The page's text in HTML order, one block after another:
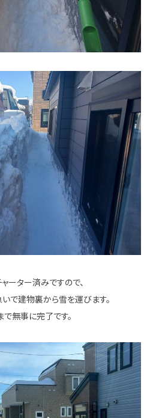
ーター済みですので、
で建物裏から雪を運びます。
無事に完了です。